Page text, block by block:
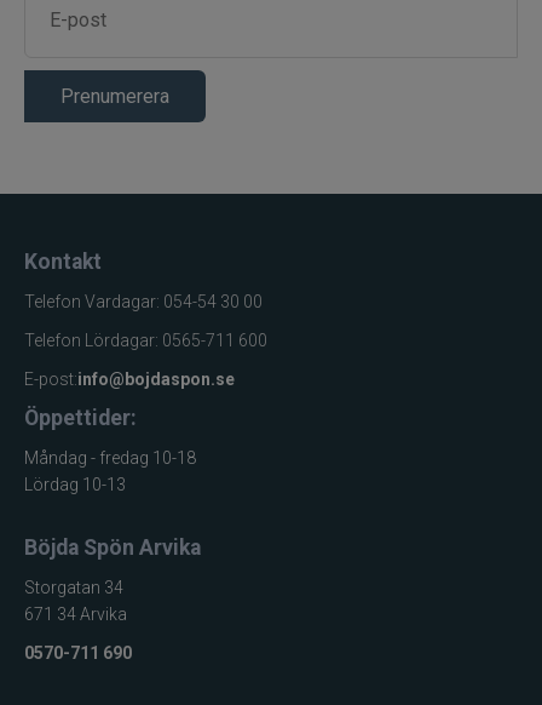
Prenumerera
Kontakt
Telefon Vardagar: 054-54 30 00
Telefon Lördagar: 0565-711 600
E-post:info@bojdaspon.se
Öppettider:
Måndag - fredag 10-18
Lördag 10-13
Böjda Spön Arvika
Storgatan 34
671 34 Arvika
0570-711 690